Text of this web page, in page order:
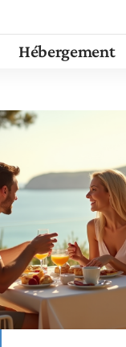
Hébergement